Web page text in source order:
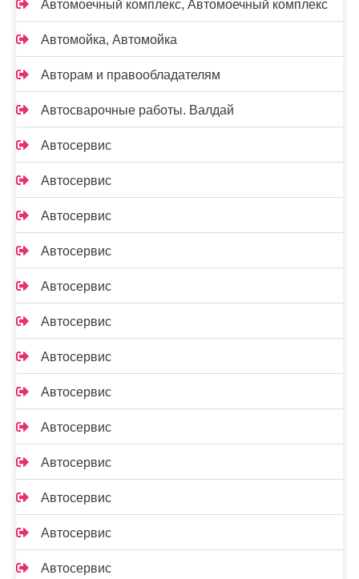
Автомоечный комплекс, Автомоечный комплекс
Автомойка, Автомойка
Авторам и правообладателям
Автосварочные работы. Валдай
Автосервис
Автосервис
Автосервис
Автосервис
Автосервис
Автосервис
Автосервис
Автосервис
Автосервис
Автосервис
Автосервис
Автосервис
Автосервис